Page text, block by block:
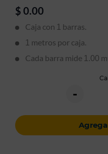
$ 0.00
Caja con 1 barras.
1 metros por caja.
Cada barra mide 1.00
-